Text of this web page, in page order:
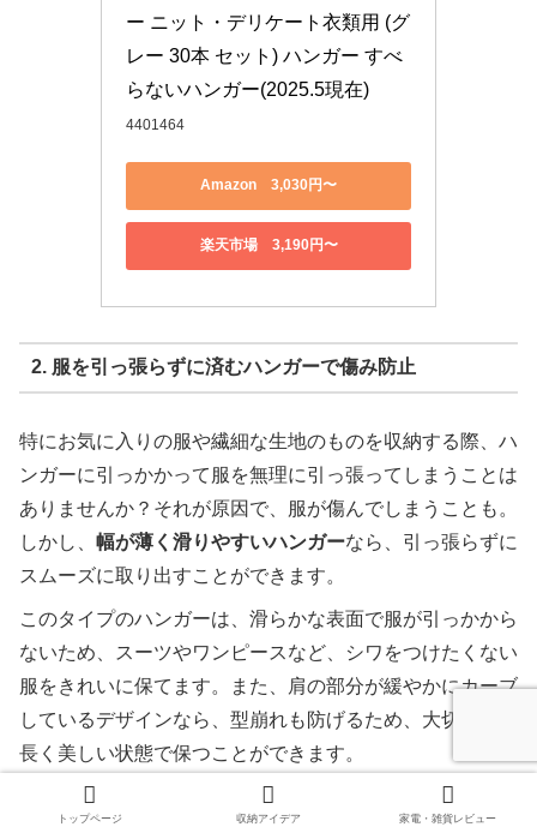
ー ニット・デリケート衣類用 (グ
レー 30本 セット) ハンガー すべ
らないハンガー(2025.5現在)
4401464
Amazon 3,030円〜
楽天市場 3,190円〜
2. 服を引っ張らずに済むハンガーで傷み防止
特にお気に入りの服や繊細な生地のものを収納する際、ハ
ンガーに引っかかって服を無理に引っ張ってしまうことは
ありませんか？それが原因で、服が傷んでしまうことも。
しかし、 幅が薄く滑りやすいハンガーなら、引っ張らずに
スムーズに取り出すことができます。
このタイプのハンガーは、滑らかな表面で服が引っかから
ないため、スーツやワンピースなど、シワをつけたくない
服をきれいに保てます。また、肩の部分が緩やかにカーブ
しているデザインなら、型崩れも防げるため、大切な服を
長く美しい状態で保つことができます。
トップページ 収納アイデア 家電・雑貨レビュー